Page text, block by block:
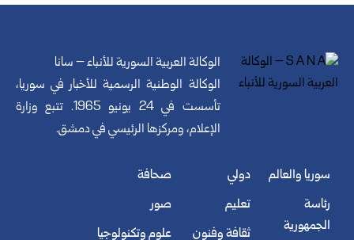
الوكالة العربية السورية للأنباء – سانا
الوكالة الوطنية الرسمية للأخبار في سوريا،
تأسست في 24 يونيو 1965. تتبع وزارة
الإعلام، ومركزها الرئيسي في دمشق.
سوريا والعالم
رئاسة
الجمهورية
دولي
تعليم
ثقافة وفنون
صحافة
صور
علوم وتكنولوجيا